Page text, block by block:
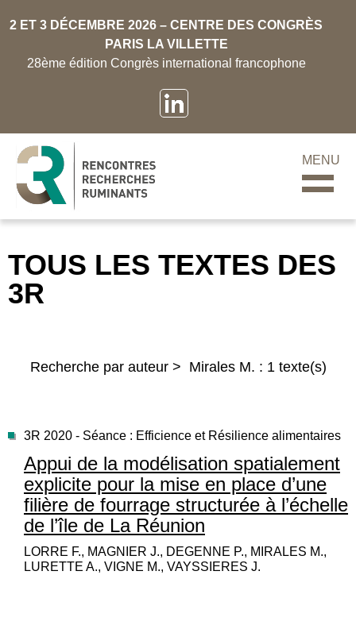
2 ET 3 DÉCEMBRE 2026 – CENTRE DES CONGRÈS
PARIS LA VILLETTE
28ème édition Congrès international francophone
MENU
TOUS LES TEXTES DES
3R
Recherche par auteur > Mirales M. : 1 texte(s)
3R 2020 - Séance : Efficience et Résilience alimentaires
Appui de la modélisation spatialement
explicite pour la mise en place d’une
filière de fourrage structurée à l’échelle
de l’île de La Réunion
LORRE F., MAGNIER J., DEGENNE P., MIRALES M.,
LURETTE A., VIGNE M., VAYSSIERES J.